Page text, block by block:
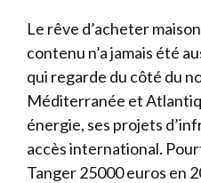
Le rêve d’acheter
contenu n’a jamais été
qui regarde du côté du
Méditerranée et
énergie, ses projets
accès international.
Tanger 25000 euros en